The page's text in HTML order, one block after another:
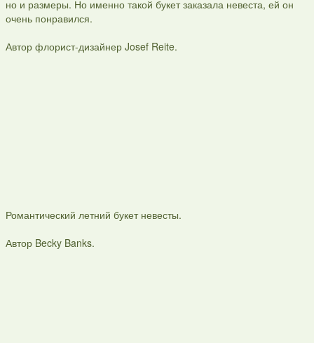
но и размеры. Но именно такой букет заказала невеста, ей он
очень понравился.
Автор флорист-дизайнер Josef Reite.
Романтический летний букет невесты.
Автор Becky Banks.